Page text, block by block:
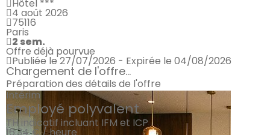
Hôtel ***
4 août 2026
75116
Paris
2 sem.
Offre déjà pourvue
Publiée le 27/07/2026 - Expirée le 04/08/2026
Chargement de l'offre...
Préparation des détails de l'offre
Intérim
Employé polyvalent
TH indicatif incluant IFM et ICP